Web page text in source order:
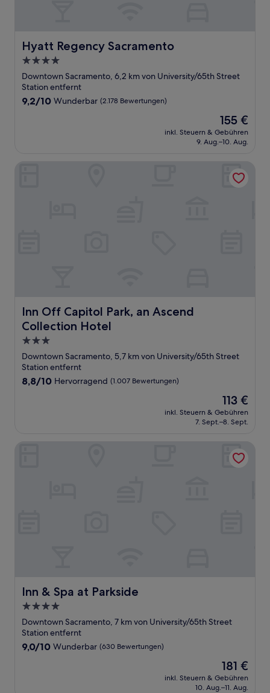
Hyatt Regency Sacramento
Hyatt Regency Sacramento
4.0-
Sterne-
Unterkunft
Downtown Sacramento, 6,2 km von University/65th Street
Station entfernt
9.2
9,2/10 Wunderbar (2.178 Bewertungen)
Der
Preis
beträgt
155 €
inkl. Steuern & Gebühren
9. Aug.–10. Aug.
Inn Off Capitol Park, an Ascend
Collection Hotel
Inn Off Capitol Park, an Ascend Collection Hotel
3.0-
Sterne-
Unterkunft
Downtown Sacramento, 5,7 km von University/65th Street
Station entfernt
8.8
8,8/10 Hervorragend (1.007 Bewertungen)
Der
Preis
beträgt
113 €
inkl. Steuern & Gebühren
7. Sept.–8. Sept.
Inn & Spa at Parkside
Inn & Spa at Parkside
4.0-
Sterne-
Unterkunft
Downtown Sacramento, 7 km von University/65th Street
Station entfernt
9.0
9,0/10 Wunderbar (630 Bewertungen)
Der
Preis
beträgt
181 €
inkl. Steuern & Gebühren
10. Aug.–11. Aug.